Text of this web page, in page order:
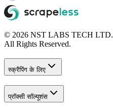
© 2026 NST LABS TECH LTD.
All Rights Reserved.
स्क्रैपिंग के लिए
प्रॉक्सी सॉल्यूशंस